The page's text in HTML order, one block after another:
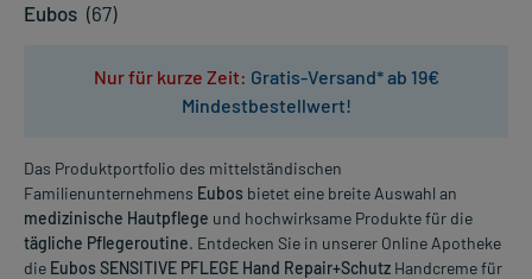
Eubos (67)
Nur für kurze Zeit: Gratis-Versand* ab 19€
Mindestbestellwert!
Das Produktportfolio des mittelständischen
Familienunternehmens Eubos bietet eine breite Auswahl an
medizinische Hautpflege und hochwirksame Produkte für die
tägliche Pflegeroutine. Entdecken Sie in unserer Online Apotheke
die Eubos SENSITIVE PFLEGE Hand Repair+Schutz Handcreme für